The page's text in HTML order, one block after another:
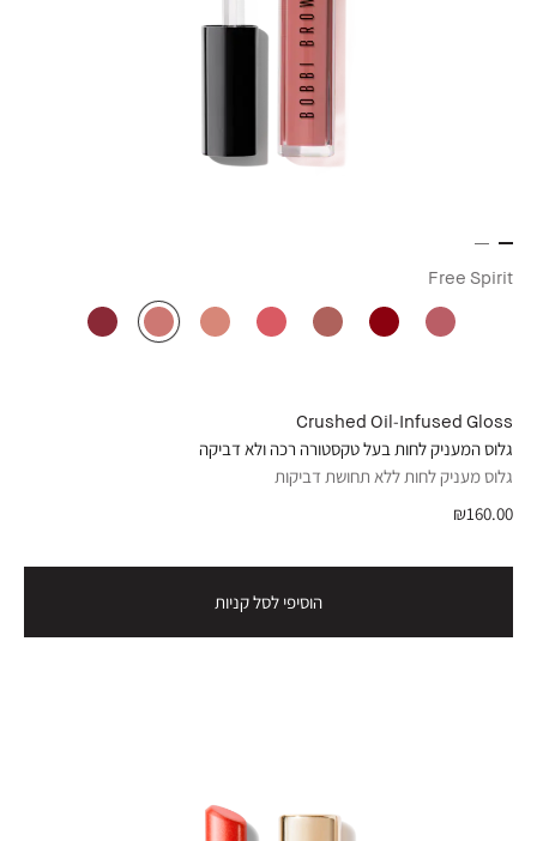
Free Spirit
Crushed Oil-Infused Gloss
גלוס המעניק לחות בעל טקסטורה רכה ולא דביקה
גלוס מעניק לחות ללא תחושת דביקות
₪160.00
הוסיפי לסל קניות